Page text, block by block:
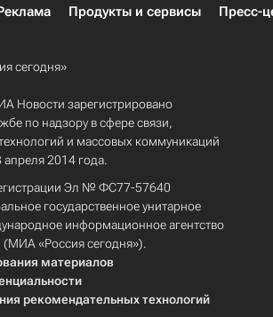
Продукты и сервисы Пресс-
сегодня»
Новости зарегистрировано
по надзору в сфере связи,
и массовых коммуникаций
2014 года.
Эл № ФС77-57640
государственное унитарное
информационное агентство
(МИА «Россия сегодня»).
материалов
рекомендательных технологий